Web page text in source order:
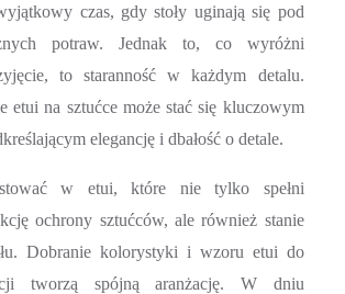
czas, gdy stoły uginają się pod
potraw. Jednak to, co wyróżni
to staranność w każdym detalu.
etui na sztućce może stać się kluczowym
elegancję i dbałość o detale.
w etui, które nie tylko spełni
ochrony sztućców, ale również stanie
Dobranie kolorystyki i wzoru etui do
tworzą spójną aranżację. W dniu